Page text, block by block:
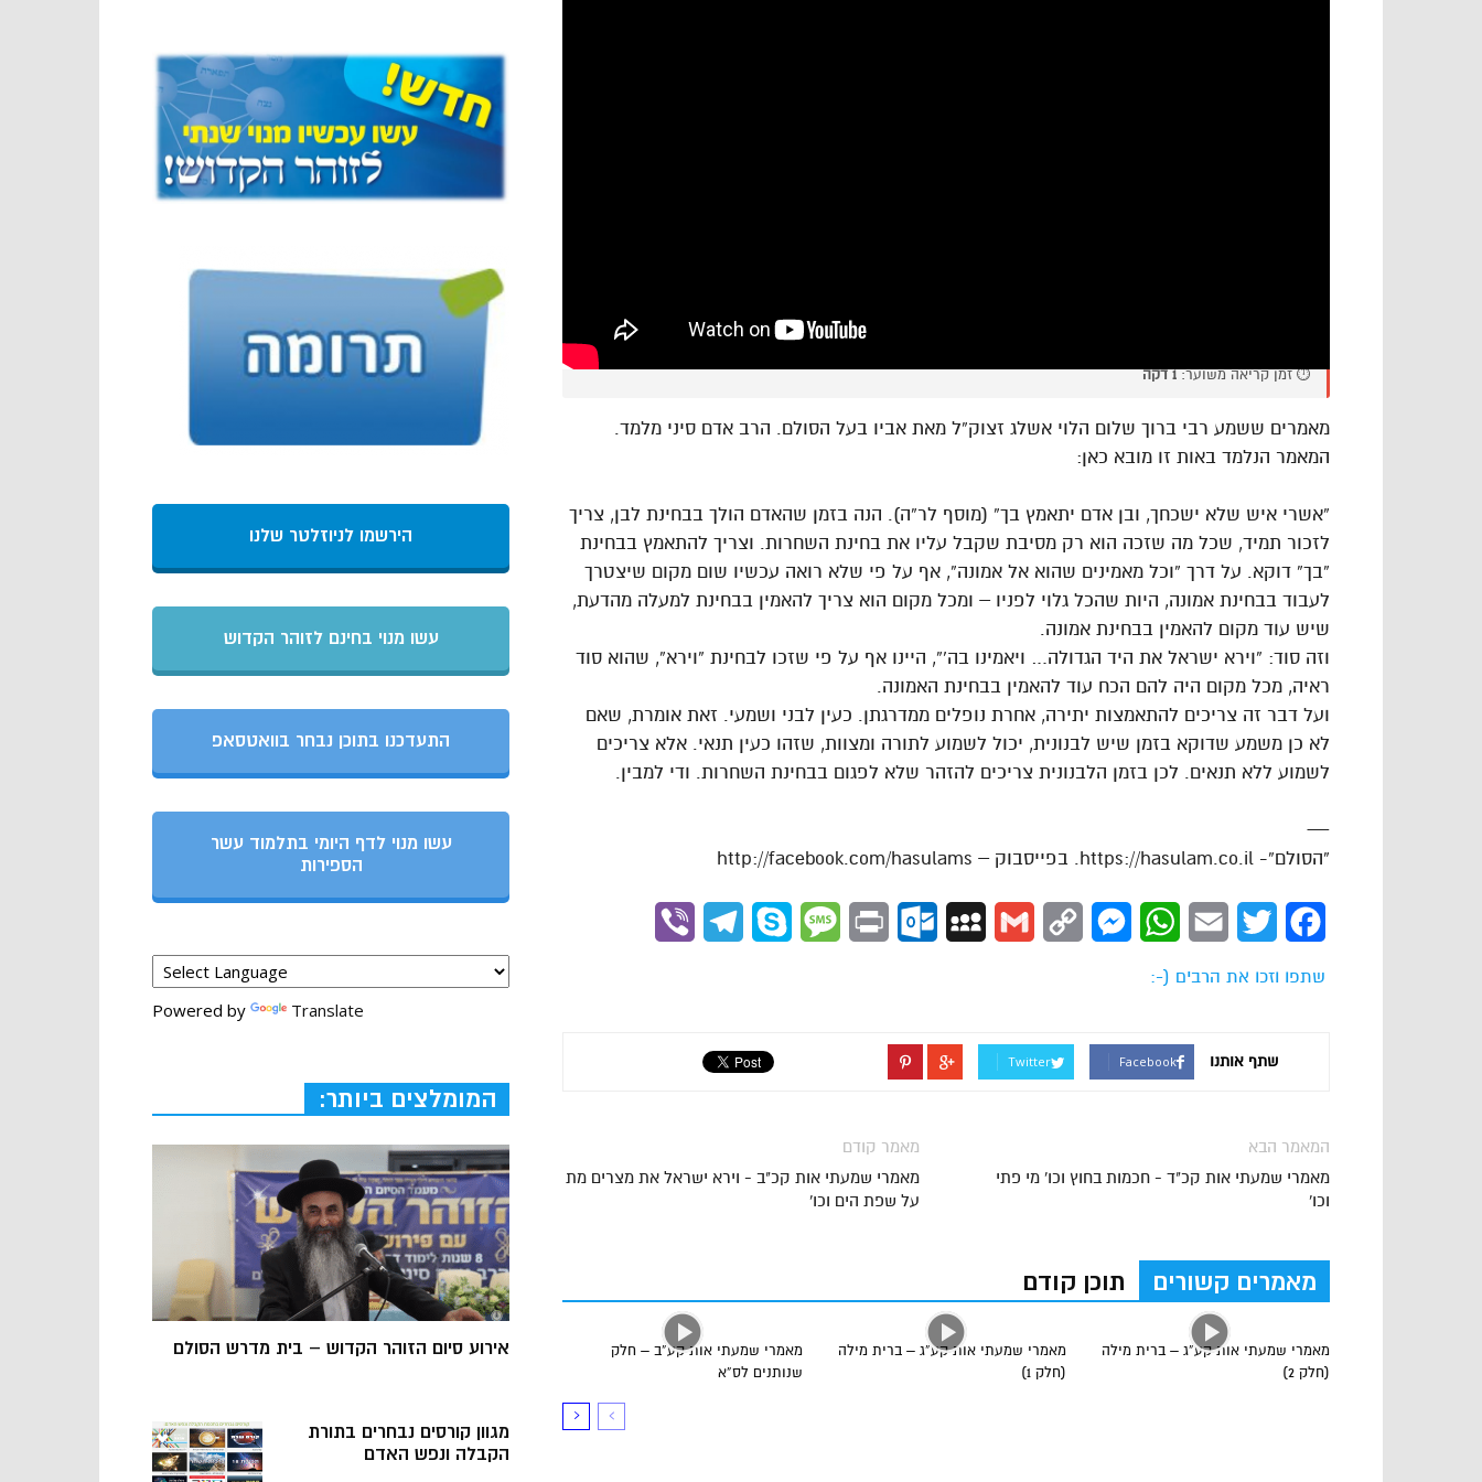
⏱️ זמן קריאה משוער:1 דקה
מאמרים ששמע רבי ברוך שלום הלוי אשלג זצוק”ל מאת אביו בעל הסולם. הרב אדם סיני מלמד.
המאמר הנלמד באות זו מובא כאן:
“אשרי איש שלא ישכחך, ובן אדם יתאמץ בך” (מוסף לר”ה). הנה בזמן שהאדם הולך בבחינת לבן, צריך
לזכור תמיד, שכל מה שזכה הוא רק מסיבת שקבל עליו את בחינת השחרות. וצריך להתאמץ בבחינת
“בך” דוקא. על דרך “וכל מאמינים שהוא אל אמונה”, אף על פי שלא רואה עכשיו שום מקום שיצטרך
לעבוד בבחינת אמונה, היות שהכל גלוי לפניו – ומכל מקום הוא צריך להאמין בבחינת למעלה מהדעת,
שיש עוד מקום להאמין בבחינת אמונה.
וזה סוד: “וירא ישראל את היד הגדולה… ויאמינו בה'”, היינו אף על פי שזכו לבחינת “וירא”, שהוא סוד
ראיה, מכל מקום היה להם הכח עוד להאמין בבחינת האמונה.
ועל דבר זה צריכים להתאמצות יתירה, אחרת נופלים ממדרגתן. כעין לבני ושמעי. זאת אומרת, שאם
לא כן משמע שדוקא בזמן שיש לבנונית, יכול לשמוע לתורה ומצוות, שזהו כעין תנאי. אלא צריכים
לשמוע ללא תנאים. לכן בזמן הלבנונית צריכים להזהר שלא לפגום בבחינת השחרות. ודי למבין.
—
“הסולם”- https://hasulam.co.il. בפייסבוק – http://facebook.com/hasulams
Facebook
Twitter
Email
WhatsApp
Messenger
Copy
Gmail
MySpace
Outlook.com
Print
Message
Skype
Telegram
שתפו וזכו את הרבים (-:
שתף אותנו Facebook
Twitter
מאמר קודם
מאמרי שמעתי אות קכ"ב - וירא ישראל את מצרים מת
על שפת הים וכו'
המאמר הבא
מאמרי שמעתי אות קכ"ד - חכמות בחוץ וכו' מי פתי
וכו'
מאמרים קשורים תוכן קודם
מאמרי שמעתי אות קע”ב – חלק
שנותנים לס”א
מאמרי שמעתי אות קע”ג – ברית מילה
(חלק 1)
מאמרי שמעתי אות קע”ג – ברית מילה
(חלק 2)
הירשמו לניוזלטר שלנו
עשו מנוי בחינם לזוהר הקדוש
התעדכנו בתוכן נבחר בוואטסאפ
עשו מנוי לדף היומי בתלמוד עשר
הספירות
Powered by Translate
המומלצים ביותר:
אירוע סיום הזוהר הקדוש – בית מדרש הסולם
מגוון קורסים נבחרים בתורת
הקבלה ונפש האדם